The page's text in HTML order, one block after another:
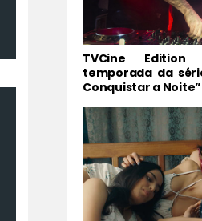
TVCine
temporada da
Conquistar a Noite”